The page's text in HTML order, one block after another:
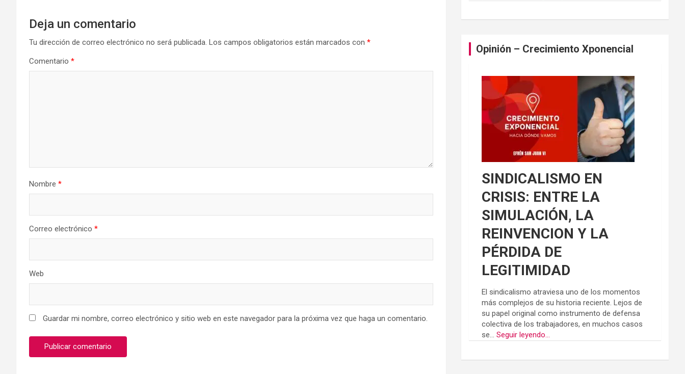
Deja un comentario
Tu dirección de correo electrónico no será publicada. Los campos obligatorios están marcados con *
Comentario *
Nombre *
Correo electrónico *
Web
Guardar mi nombre, correo electrónico y sitio web en este navegador para la próxima vez que haga un comentario.
Opinión – Crecimiento Xponencial
SINDICALISMO EN
CRISIS: ENTRE LA
SIMULACIÓN, LA
REINVENCION Y LA
PÉRDIDA DE
LEGITIMIDAD
El sindicalismo atraviesa uno de los momentos
más complejos de su historia reciente. Lejos de
su papel original como instrumento de defensa
colectiva de los trabajadores, en muchos casos
se...Seguir leyendo...